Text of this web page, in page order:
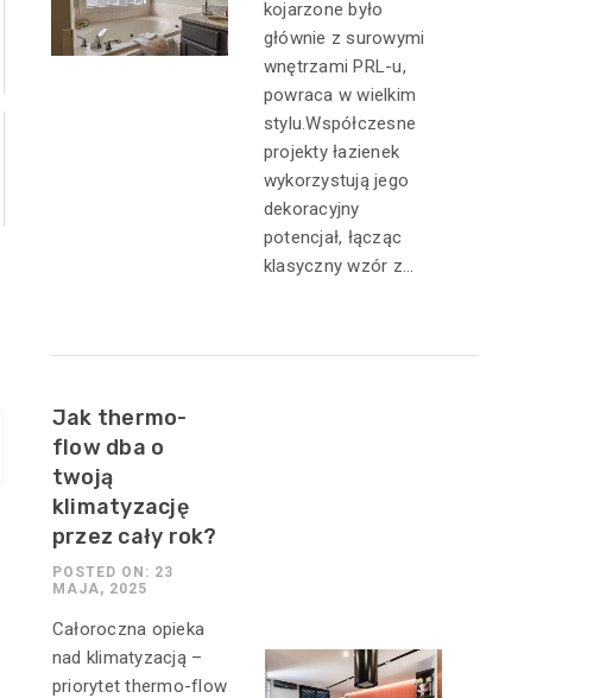
kojarzone było
głównie z surowymi
wnętrzami PRL-u,
powraca w wielkim
stylu.Współczesne
projekty łazienek
wykorzystują jego
dekoracyjny
potencjał, łącząc
klasyczny wzór z...
Jak thermo-
flow dba o
twoją
klimatyzację
przez cały rok?
POSTED ON: 23
MAJA, 2025
Całoroczna opieka
nad klimatyzacją –
priorytet thermo-flow